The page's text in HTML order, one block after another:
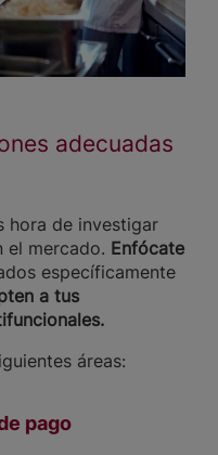
adecuadas
hora de investigar
el mercado. Enfócate
específicamente
a tus
áreas:
pago